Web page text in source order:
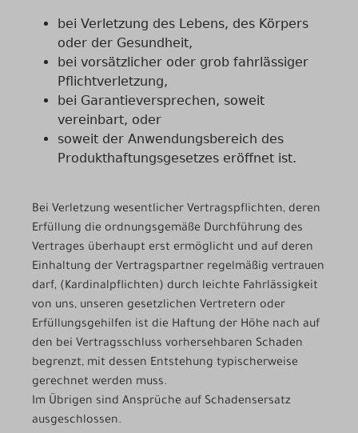
bei Verletzung des Lebens, des Körpers
oder der Gesundheit,
bei vorsätzlicher oder grob fahrlässiger
Pflichtverletzung,
bei Garantieversprechen, soweit
vereinbart, oder
soweit der Anwendungsbereich des
Produkthaftungsgesetzes eröffnet ist.
Bei Verletzung wesentlicher Vertragspflichten, deren
Erfüllung die ordnungsgemäße Durchführung des
Vertrages überhaupt erst ermöglicht und auf deren
Einhaltung der Vertragspartner regelmäßig vertrauen
darf, (Kardinalpflichten) durch leichte Fahrlässigkeit
von uns, unseren gesetzlichen Vertretern oder
Erfüllungsgehilfen ist die Haftung der Höhe nach auf
den bei Vertragsschluss vorhersehbaren Schaden
begrenzt, mit dessen Entstehung typischerweise
gerechnet werden muss.
Im Übrigen sind Ansprüche auf Schadensersatz
ausgeschlossen.